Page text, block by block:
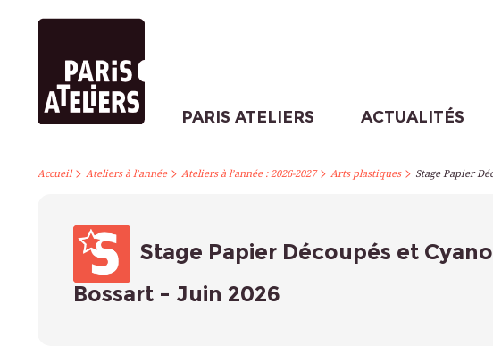
PARIS ATELIERS ACTUALITÉS
Accueil> Ateliers à l’année> Ateliers à l’année : 2026-2027> Arts plastiques> Stage Papier
Stage Papier Découpés et
Bossart - Juin 2026